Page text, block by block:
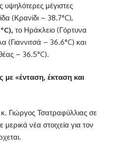
υψηλότερες μέγιστες
(Κρανίδι – 38.7°C),
το Ηράκλειο (Γόρτυνα
(Γιαννιτσά – 36.6°C) και
– 36.5°C).
«ένταση, έκταση και
Γιώργος Τσατραφύλλιας σε
νέα στοιχεία για τον